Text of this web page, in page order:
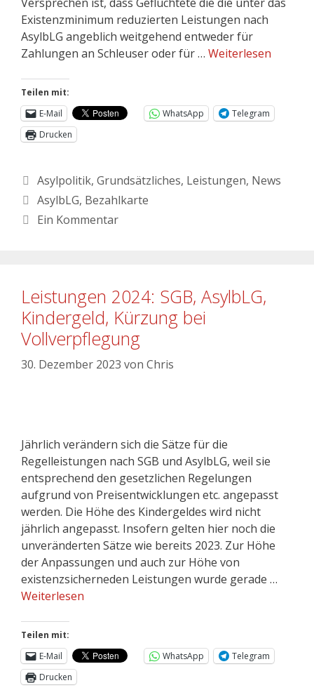
Existenzminimum reduzierten Leistungen nach
AsylbLG angeblich weitgehend entweder für
Zahlungen an Schleuser oder für … Weiterlesen
Teilen mit:
E-Mail
WhatsApp
Telegram
Drucken
Asylpolitik, Grundsätzliches, Leistungen, News
AsylbLG, Bezahlkarte
Ein Kommentar
Leistungen 2024: SGB, AsylbLG,
Kindergeld, Kürzung bei
Vollverpflegung
30. Dezember 2023 von Chris
Jährlich verändern sich die Sätze für die
Regelleistungen nach SGB und AsylbLG, weil sie
entsprechend den gesetzlichen Regelungen
aufgrund von Preisentwicklungen etc. angepasst
werden. Die Höhe des Kindergeldes wird nicht
jährlich angepasst. Insofern gelten hier noch die
unveränderten Sätze wie bereits 2023. Zur Höhe
der Anpassungen und auch zur Höhe von
existenzsicherneden Leistungen wurde gerade …
Weiterlesen
Teilen mit:
E-Mail
WhatsApp
Telegram
Drucken